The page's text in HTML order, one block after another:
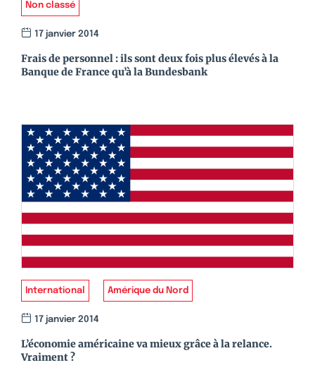
Non classé
17 janvier 2014
Frais de personnel : ils sont deux fois plus élevés à la
Banque de France qu’à la Bundesbank
International Amérique du Nord
17 janvier 2014
L’économie américaine va mieux grâce à la relance.
Vraiment ?